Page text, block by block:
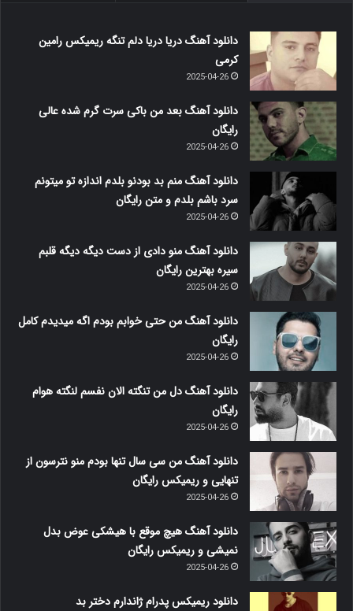
دانلود آهنگ دریا دریا دلم تنگه ریمیکس رامین
کرمی
2025-04-26
دانلود آهنگ بعد من باکی سرت گرم شده عالی
رایگان
2025-04-26
دانلود آهنگ منم بد بودنو بلدم اندازه تو میتونم
سرد باشم بلدم و متن رایگان
2025-04-26
دانلود آهنگ منو دادی از دست دیگه دیگه قلبم
سیره بهترین رایگان
2025-04-26
دانلود آهنگ من حتی خوابم بودم اگه میدیدم کامل
رایگان
2025-04-26
دانلود آهنگ دل من تنگته الان نفسم لنگته هوام
رایگان
2025-04-26
دانلود آهنگ من سی سال تنها بودم منو نترسون از
تنهایی و ریمیکس رایگان
2025-04-26
دانلود آهنگ هیچ موقع با هیشکی عوض بدل
نمیشی و ریمیکس رایگان
2025-04-26
دانلود ریمیکس پدرام ژاندارم دختر بد